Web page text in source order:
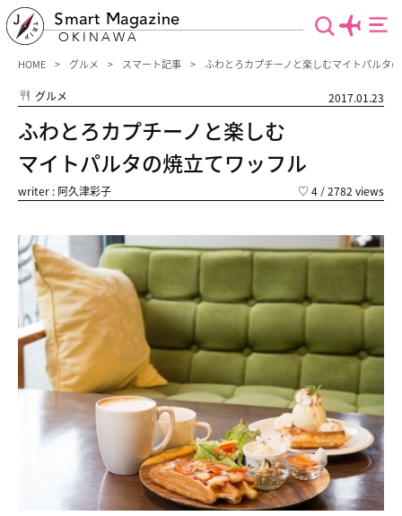
Smart Magazine
OKINAWA
HOME グルメ スマート記事 ふわとろカプチーノと楽しむマイトパルタ
グルメ 2017.01.23
ふわとろカプチーノと楽しむ
マイトパルタの焼立てワッフル
writer : 阿久津彩子 ♡ 4 / 2782 views